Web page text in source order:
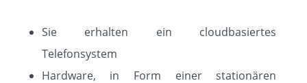
Sie erhalten ein cloudbasiertes
Telefonsystem
Hardware, in Form einer stationären